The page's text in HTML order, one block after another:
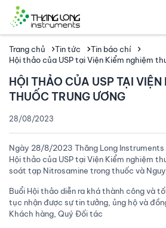
Trang chủ Tin tức
Tin báo chí
Hội thảo của USP tại Viện Kiểm nghiệm
HỘI THẢO CỦA USP TẠI VIỆN
THUỐC TRUNG ƯƠNG
28/08/2023
Ngày 28/8/2023 Thăng Long
Hội thảo của USP tại Viện Kiểm nghiệm
soát tạp Nitrosamine trong thuốc và
Buổi Hội thảo diễn ra khá thành công và
tục nhận được sự tin tưởng, ủng hộ và
Khách hàng, Quý Đối tác